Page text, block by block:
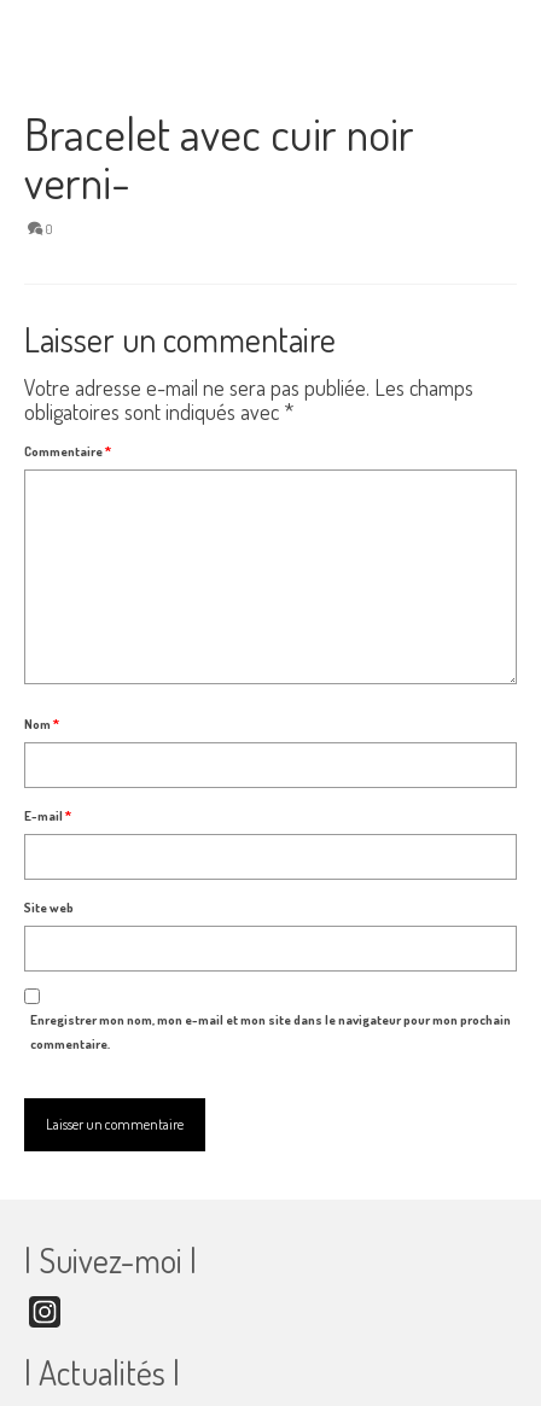
Bracelet avec cuir noir
verni-
0
Laisser un commentaire
Votre adresse e-mail ne sera pas publiée. Les champs
obligatoires sont indiqués avec *
Commentaire*
Nom *
E-mail*
Site web
Enregistrer mon nom, mon e-mail et mon site dans le navigateur pour mon prochain
commentaire.
| Suivez-moi |
| Actualités |